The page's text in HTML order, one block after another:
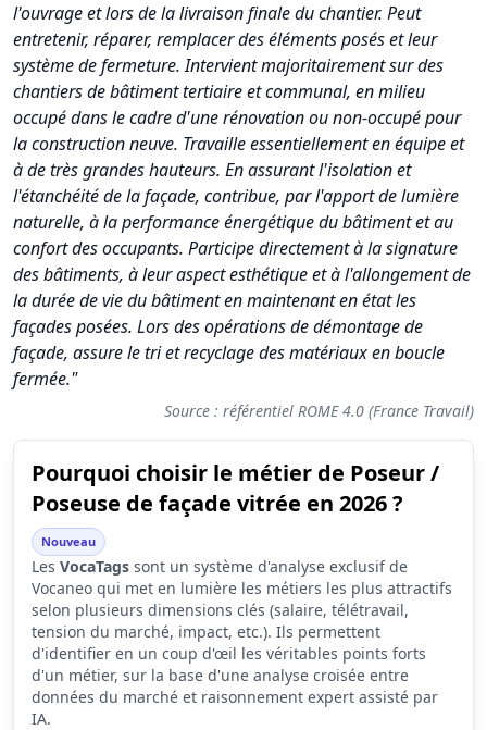
l'ouvrage et lors de la livraison finale du chantier. Peut
entretenir, réparer, remplacer des éléments posés et leur
système de fermeture. Intervient majoritairement sur des
chantiers de bâtiment tertiaire et communal, en milieu
occupé dans le cadre d'une rénovation ou non-occupé pour
la construction neuve. Travaille essentiellement en équipe et
à de très grandes hauteurs. En assurant l'isolation et
l'étanchéité de la façade, contribue, par l'apport de lumière
naturelle, à la performance énergétique du bâtiment et au
confort des occupants. Participe directement à la signature
des bâtiments, à leur aspect esthétique et à l'allongement de
la durée de vie du bâtiment en maintenant en état les
façades posées. Lors des opérations de démontage de
façade, assure le tri et recyclage des matériaux en boucle
fermée."
Source : référentiel ROME 4.0 (France Travail)
Pourquoi choisir le métier de Poseur /
Poseuse de façade vitrée en 2026 ?
Nouveau
Les VocaTags sont un système d'analyse exclusif de
Vocaneo qui met en lumière les métiers les plus attractifs
selon plusieurs dimensions clés (salaire, télétravail,
tension du marché, impact, etc.). Ils permettent
d'identifier en un coup d'œil les véritables points forts
d'un métier, sur la base d'une analyse croisée entre
données du marché et raisonnement expert assisté par
IA.
Synthèse des scores du métier Poseur / Poseuse de façade
Indicateur
Score (sur 10)
Attractivité globale
Tension du marché
6.3
Salaire
2.8
Conditions de travail
1.7